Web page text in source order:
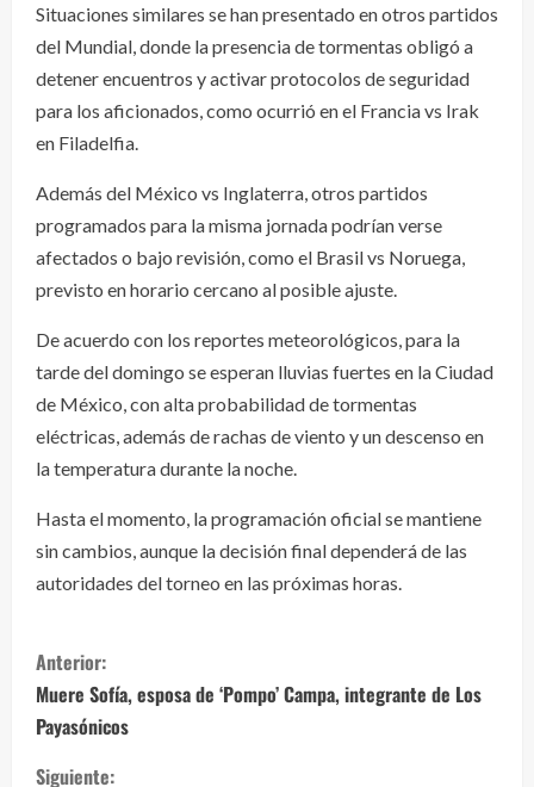
Situaciones similares se han presentado en otros partidos
del Mundial, donde la presencia de tormentas obligó a
detener encuentros y activar protocolos de seguridad
para los aficionados, como ocurrió en el Francia vs Irak
en Filadelfia.
Además del México vs Inglaterra, otros partidos
programados para la misma jornada podrían verse
afectados o bajo revisión, como el Brasil vs Noruega,
previsto en horario cercano al posible ajuste.
De acuerdo con los reportes meteorológicos, para la
tarde del domingo se esperan lluvias fuertes en la Ciudad
de México, con alta probabilidad de tormentas
eléctricas, además de rachas de viento y un descenso en
la temperatura durante la noche.
Hasta el momento, la programación oficial se mantiene
sin cambios, aunque la decisión final dependerá de las
autoridades del torneo en las próximas horas.
S
i
g
Anterior:
Muere Sofía, esposa de ‘Pompo’ Campa, integrante de Los
Payasónicos
Siguiente: